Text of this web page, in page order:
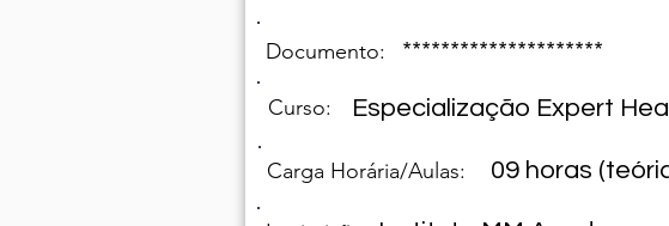
Documento: *********************
Curso: Especialização Expert
Carga Horária/Aulas: 09 horas